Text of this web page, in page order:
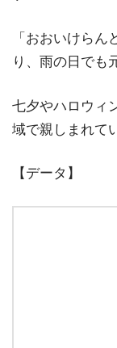
「おおいけら
り、雨の日でも
七夕やハロウィ
域で親しまれて
【データ】